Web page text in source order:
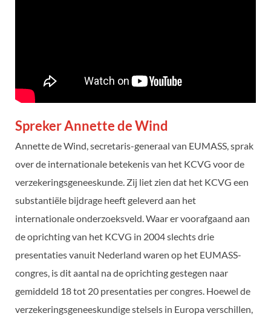
Spreker Annette de Wind
Annette de Wind, secretaris-generaal van EUMASS, sprak
over de internationale betekenis van het KCVG voor de
verzekeringsgeneeskunde. Zij liet zien dat het KCVG een
substantiële bijdrage heeft geleverd aan het
internationale onderzoeksveld. Waar er voorafgaand aan
de oprichting van het KCVG in 2004 slechts drie
presentaties vanuit Nederland waren op het EUMASS-
congres, is dit aantal na de oprichting gestegen naar
gemiddeld 18 tot 20 presentaties per congres. Hoewel de
verzekeringsgeneeskundige stelsels in Europa verschillen,